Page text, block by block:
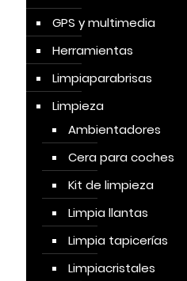
GPS y multimedia
Herramientas
Limpiaparabrisas
Limpieza
Ambientadores
Cera para coches
Kit de limpieza
Limpia llantas
Limpia tapicerías
Limpiacristales